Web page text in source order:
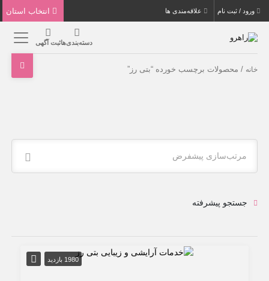
ورود / ثبت نام علاقه‌مندی ها
دسته‌بندی‌هاثبت آگهی
خانه / محصولات برچسب خورده “بتی رز”
مرتب‌سازی پیشفرض
جستجو پیشرفته
1980 بازدید